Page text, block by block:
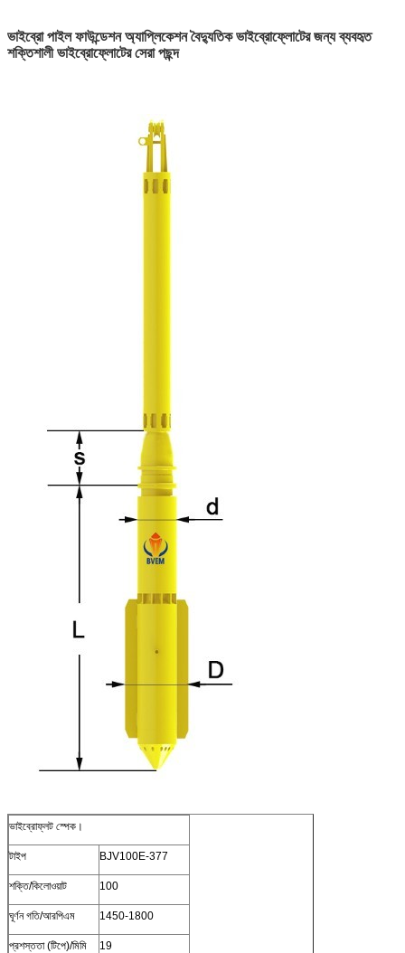
ভাইব্রো পাইল ফাউন্ডেশন অ্যাপ্লিকেশন বৈদ্যুতিক ভাইব্রোফ্লোটের জন্য ব্যবহৃত
শক্তিশালী ভাইব্রোফ্লোটের সেরা পছন্দ
ভাইব্রোফ্লট স্পেক।
টাইপ BJV100E-377
শক্তি/কিলোওয়াট 100
ঘূর্ণন গতি/আরপিএম 1450-1800
প্রশস্ততা (টিপে)/মিমি 19